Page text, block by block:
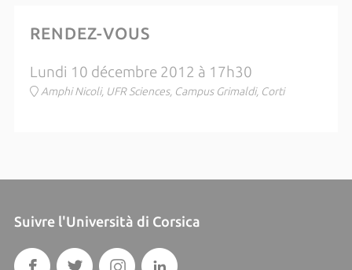
RENDEZ-VOUS
Lundi 10 décembre 2012 à 17h30
Amphi Nicoli, UFR Sciences, Campus Grimaldi, Corti
Suivre l'Università di Corsica